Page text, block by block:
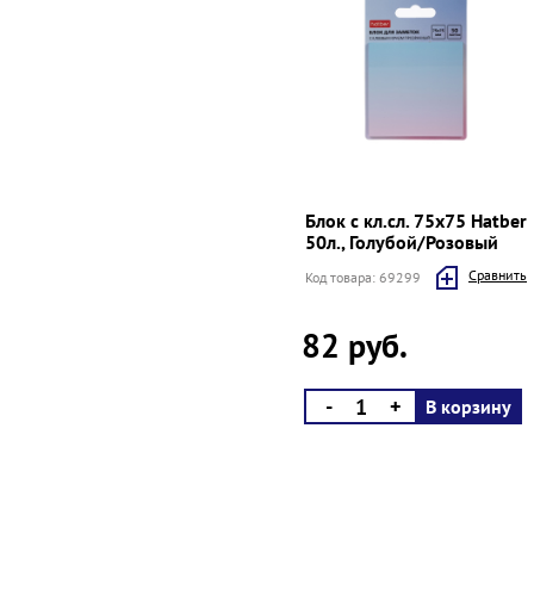
Блок с кл.сл. 75х75 Hatber
50л., Голубой/Розовый
Код товара: 69299 Cравнить
82 руб.
- + В корзину